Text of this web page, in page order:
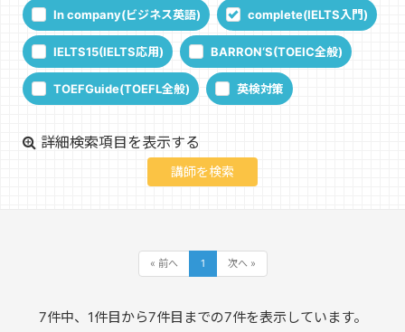
In company(ビジネス英語) complete(IELTS入門)
IELTS15(IELTS応用) BARRON‘S(TOEIC全般)
TOEFGuide(TOEFL全般) 英検対策
詳細検索項目を表示する
« 前へ 1 次へ »
7件中、1件目から7件目までの7件を表示しています。